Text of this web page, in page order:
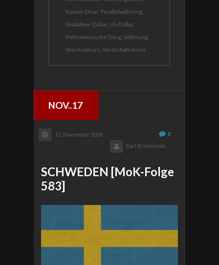
Kuwait-Dinar, Parallelwährung,
Simbabwe-Dollar, US-Dollar,
Vietnamesische Dong, Währung,
Wechselkurs, Wirtschaftskrise
NOV..17
17. November 2018
0
Karl Krzeminski
SCHWEDEN [MoK-Folge
583]